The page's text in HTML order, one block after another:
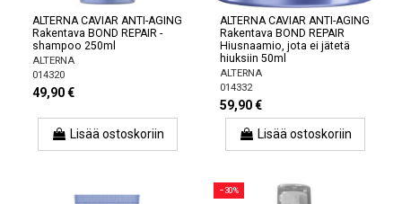
ALTERNA CAVIAR ANTI-AGING
Rakentava BOND REPAIR -
shampoo 250ml
ALTERNA
014320
49,90 €
Lisää ostoskoriin
ALTERNA CAVIAR ANTI-AGING
Rakentava BOND REPAIR
Hiusnaamio, jota ei jätetä
hiuksiin 50ml
ALTERNA
014332
59,90 €
Lisää ostoskoriin
−30%